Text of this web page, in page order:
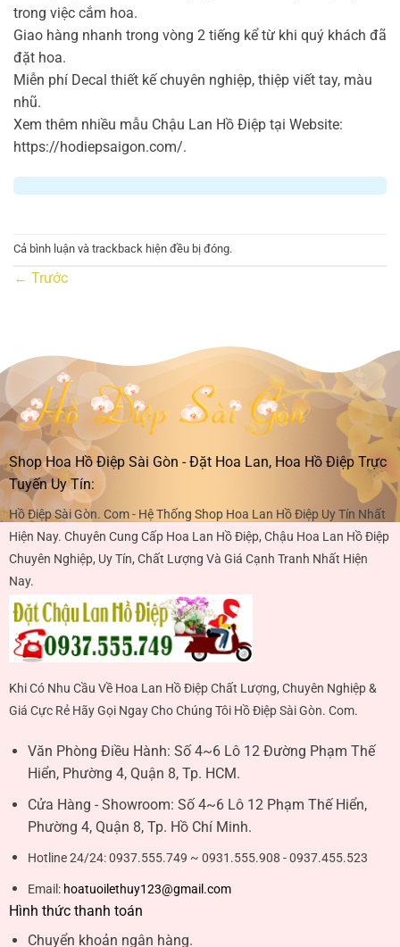
trong việc cắm hoa.
Giao hàng nhanh trong vòng 2 tiếng kể từ khi quý khách đã
đặt hoa.
Miễn phí Decal thiết kế chuyên nghiệp, thiệp viết tay, màu
nhũ.
Xem thêm nhiều mẫu Chậu Lan Hồ Điệp tại Website:
https://hodiepsaigon.com/.
Cả bình luận và trackback hiện đều bị đóng.
← Trước
Shop Hoa Hồ Điệp Sài Gòn - Đặt Hoa Lan, Hoa Hồ Điệp Trực
Tuyến Uy Tín:
Hồ Điệp Sài Gòn. Com - Hệ Thống Shop Hoa Lan Hồ Điệp Uy Tín Nhất
Hiện Nay. Chuyên Cung Cấp Hoa Lan Hồ Điệp, Chậu Hoa Lan Hồ Điệp
Chuyên Nghiệp, Uy Tín, Chất Lượng Và Giá Cạnh Tranh Nhất Hiện
Nay.
Khi Có Nhu Cầu Về Hoa Lan Hồ Điệp Chất Lượng, Chuyên Nghiệp &
Giá Cực Rẻ Hãy Gọi Ngay Cho Chúng Tôi Hồ Điệp Sài Gòn. Com.
Văn Phòng Điều Hành: Số 4~6 Lô 12 Đường Phạm Thế
Hiển, Phường 4, Quận 8, Tp. HCM.
Cửa Hàng - Showroom: Số 4~6 Lô 12 Phạm Thế Hiển,
Phường 4, Quận 8, Tp. Hồ Chí Minh.
Hotline 24/24:0937.555.749 ~ 0931.555.908 - 0937.455.523
Email: hoatuoilethuy123@gmail.com
Hình thức thanh toán
Chuyển khoản ngân hàng.